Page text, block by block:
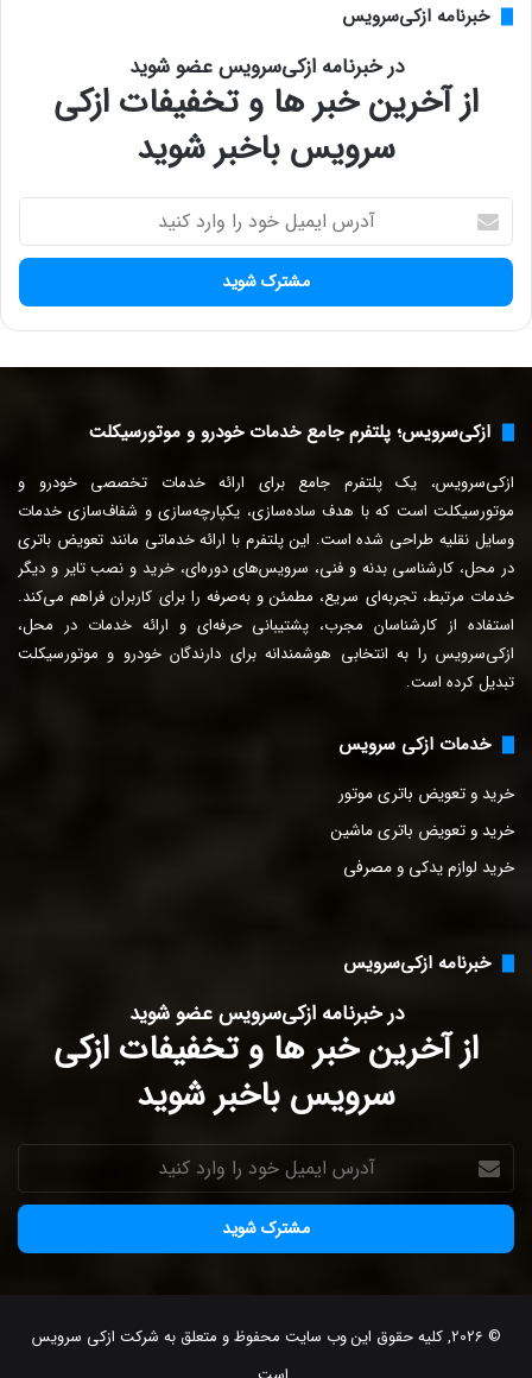
خبرنامه ازکی‌سرویس
در خبرنامه ازکی‌سرویس عضو شوید
از آخرین خبر ها و تخفیفات ازکی
سرویس باخبر شوید
آ
ر
ا
ی
د
ر
ا
و
ر
د
ک
ن
د
ازکی‌سرویس؛ پلتفرم جامع خدمات خودرو و موتورسیکلت
ازکی‌سرویس، یک پلتفرم جامع برای ارائه خدمات تخصصی خودرو و
موتورسیکلت است که با هدف ساده‌سازی، یکپارچه‌سازی و شفاف‌سازی خدمات
وسایل نقلیه طراحی شده است. این پلتفرم با ارائه خدماتی مانند تعویض باتری
در محل، کارشناسی بدنه و فنی، سرویس‌های دوره‌ای، خرید و نصب تایر و دیگر
خدمات مرتبط، تجربه‌ای سریع، مطمئن و به‌صرفه را برای کاربران فراهم می‌کند.
استفاده از کارشناسان مجرب، پشتیبانی حرفه‌ای و ارائه خدمات در محل،
ازکی‌سرویس را به انتخابی هوشمندانه برای دارندگان خودرو و موتورسیکلت
تبدیل کرده است.
خدمات ازکی سرویس
خرید و تعویض باتری موتور
خرید و تعویض باتری ماشین
خرید لوازم یدکی و مصرفی
خبرنامه ازکی‌سرویس
در خبرنامه ازکی‌سرویس عضو شوید
از آخرین خبر ها و تخفیفات ازکی
سرویس باخبر شوید
آدرس
ایمیل
خود
وارد
© 2026, کلیه حقوق این وب سایت محفوظ و متعلق به شرکت ازکی سرویس